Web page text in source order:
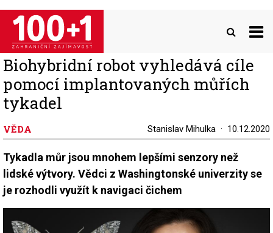
Přejít
hlavnímu
obsahu
Biohybridní robot vyhledává cíle
pomocí implantovaných můřích
tykadel
VĚDA Stanislav Mihulka 10.12.2020
Tykadla můr jsou mnohem lepšími senzory než
lidské výtvory. Vědci z Washingtonské univerzity se
je rozhodli využít k navigaci čichem